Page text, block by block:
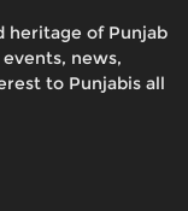
heritage of Punjab
news,
to Punjabis all